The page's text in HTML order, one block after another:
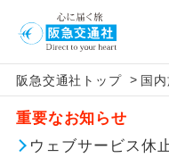
阪急交通社トップ > 国
重要なお知らせ
ウェブサービス休
アイコン
添乗員同行
往